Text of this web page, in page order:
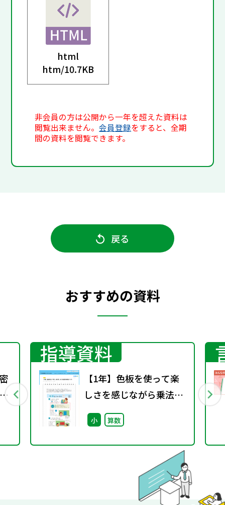
html
htm/10.7KB
非会員の方は公開から一年を超えた資料は
閲覧出来ません。会員登録をすると、全期
間の資料を閲覧できます。
戻る
おすすめの資料
指導資料
【1年】色板を使って楽
しさを感じながら乗法の
素地づくり
小 算数